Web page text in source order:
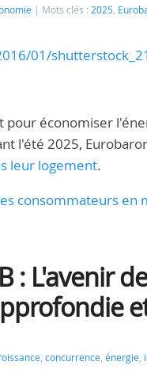
Mots clés : 2025,
économiser
l'été 2025,
leur logement.
consommateurs
: L'avenir
, concurrence, énergie,